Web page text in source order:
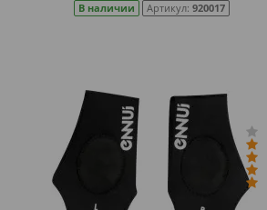
В наличии Артикул: 920017